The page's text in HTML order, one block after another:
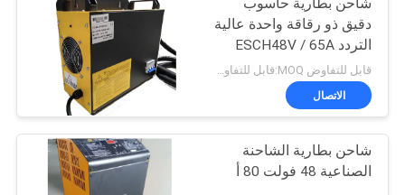
شاحن بطارية حاسوب
دقيق ذو رقاقة واحدة عالية
التردد ESCH48V / 65A
48v 65A
الاتصال
شاحن بطارية الشاحنة
الصناعية 48 فولت 80 أ